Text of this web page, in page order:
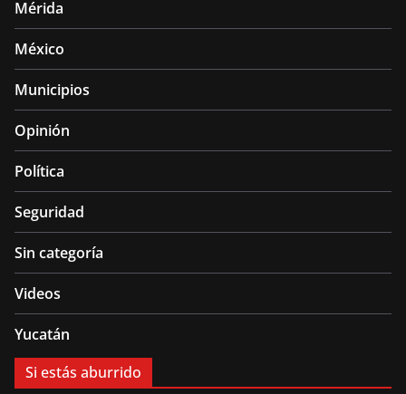
Mérida
México
Municipios
Opinión
Política
Seguridad
Sin categoría
Videos
Yucatán
Si estás aburrido